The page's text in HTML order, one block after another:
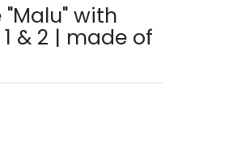
"Malu" with
& 2 | made of